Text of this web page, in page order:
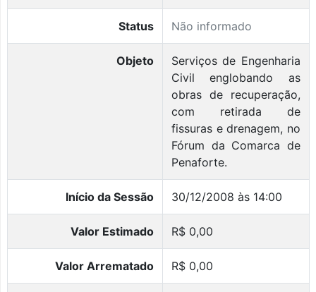
Status Não informado
Objeto
Serviços de Engenharia
Civil englobando as
obras de recuperação,
com retirada de
fissuras e drenagem, no
Fórum da Comarca de
Penaforte.
Início da Sessão 30/12/2008 às 14:00
Valor Estimado R$ 0,00
Valor Arrematado R$ 0,00